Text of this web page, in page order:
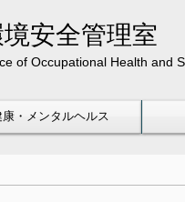
安全管理室
of Occupational Health and
康・メンタルヘルス